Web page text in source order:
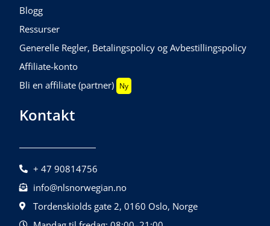
Blogg
Ressurser
Generelle Regler, Betalingspolicy og Avbestillingspolicy
Affiliate-konto
Bli en affiliate (partner) Ny
Kontakt
+ 47 90814756
info@nlsnorwegian.no
Tordenskiolds gate 2, 0160 Oslo, Norge